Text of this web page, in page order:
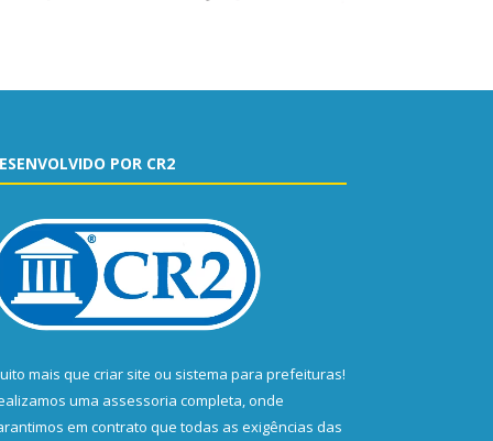
POR CR2
mais que criar site ou sistema para prefeituras!
uma assessoria completa, onde
em contrato que todas as exigências das